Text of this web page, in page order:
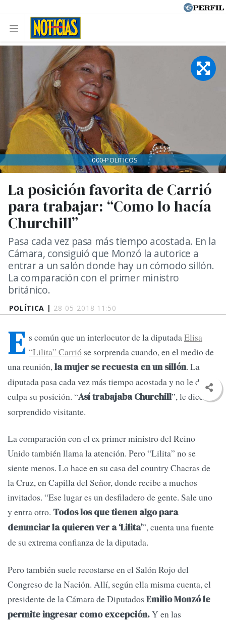
POLÍTICA | 28-05-2018 11:50
La posición favorita de Carrió
para trabajar: “Como lo hacía
Churchill”
Pasa cada vez pasa más tiempo acostada. En la
Cámara, consiguió que Monzó la autorice a
entrar a un salón donde hay un cómodo sillón.
La comparación con el primer ministro
británico.
000-POLITICOS
E s común que un interlocutor de la diputadaElisa
“Lilita” Carrió se sorprenda cuando, en el medio de
una reunión,la mujer se recuesta en un sillón. La
diputada pasa cada vez más tiempo acostada y no le da
culpa su posición. “Así trabajaba Churchill”, le dice al
sorprendido visitante.
La comparación con el ex primer ministro del Reino
Unido también llama la atención. Pero “Lilita” no se
siente menos. Lo hace en su casa del country Chacras de
la Cruz, en Capilla del Señor, donde recibe a muchos
invitados. “Ese lugar es un desfiladero de gente. Sale uno
y entra otro. Todos los que tienen algo para
denunciar la quieren ver a ‘Lilita’”, cuenta una fuente
de su extrema confianza de la diputada.
Pero también suele recostarse en el Salón Rojo del
Congreso de la Nación. Allí, según ella misma cuenta, el
presidente de la Cámara de Diputados Emilio Monzó le
permite ingresar como excepción.Y en las